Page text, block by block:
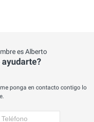
es Alberto
ayudarte?
ponga en contacto contigo lo